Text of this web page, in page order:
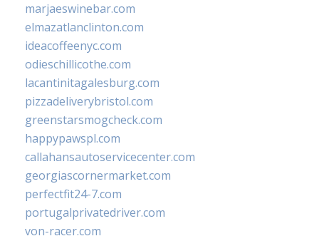
marjaeswinebar.com
elmazatlanclinton.com
ideacoffeenyc.com
odieschillicothe.com
lacantinitagalesburg.com
pizzadeliverybristol.com
greenstarsmogcheck.com
happypawspl.com
callahansautoservicecenter.com
georgiascornermarket.com
perfectfit24-7.com
portugalprivatedriver.com
von-racer.com